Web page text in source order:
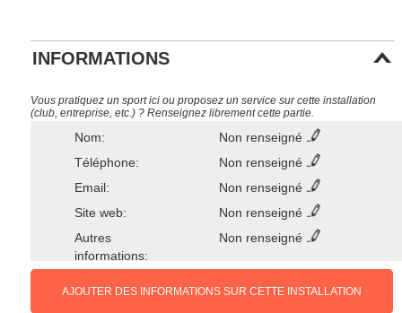
INFORMATIONS
Vous pratiquez un sport ici ou proposez un service sur cette installation
(club, entreprise, etc.) ? Renseignez librement cette partie.
Nom:
Non renseigné
Téléphone:
Non renseigné
Email:
Non renseigné
Site web:
Non renseigné
Autres
informations:
Non renseigné
AJOUTER DES INFORMATIONS SUR CETTE INSTALLATION